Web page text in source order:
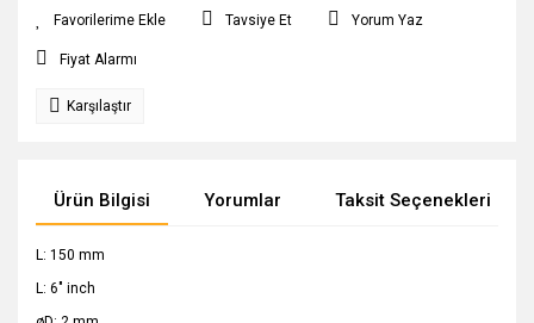
Tavsiye Et Yorum Yaz
Fiyat Alarmı
Karşılaştır
Ürün Bilgisi Yorumlar Taksit Seçenekleri
L: 150 mm
L: 6" inch